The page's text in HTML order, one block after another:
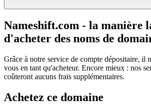
Nameshift.com - la manière
d'acheter des noms de
Grâce à notre service de compte dépositaire, il
vous en tant qu'acheteur. Encore mieux : nos
coûteront aucuns frais supplémentaires.
Achetez ce domaine